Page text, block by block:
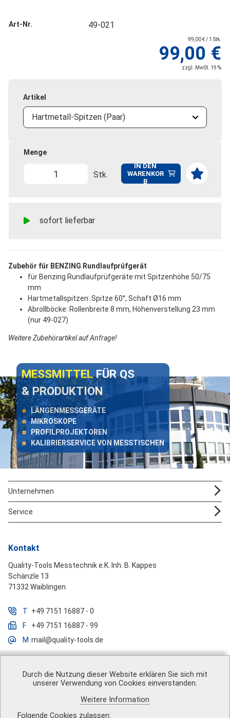
Durch die Nutzung dieser Website erklären Sie sich mit
unserer Verwendung von Cookies einverstanden.
Weitere Information
Folgende Cookies zulassen
Art-Nr. 49-021
99,00 € / 1 Stk.
99,00 €
zzgl. MwSt. 19 %
Artikel
Hartmetall-Spitzen (Paar)
Menge
Stk.
IN DEN
WARENKOR
B
sofort lieferbar
Zubehör für BENZING Rundlaufprüfgerät
für Benzing Rundlaufprüfgeräte mit Spitzenhöhe 50/75
mm
Hartmetallspitzen: Spitze 60°, Schaft Ø16 mm
Abrollböcke: Rollenbreite 8 mm, Höhenverstellung 23 mm
(nur 49-027)
Weitere Zubehörartikel auf Anfrage!
MESSMITTELFÜR QS
& PRODUKTION
LÄNGENMESSGERÄTE
MIKROSKOPE
PROFILPROJEKTOREN
KALIBRIERSERVICE VON MESSTISCHEN
Kontakt
Quality-Tools Messtechnik e.K. Inh. B. Kappes
Schänzle 13
71332 Waiblingen
T +49 7151 16887 - 0
F
+49 7151 16887 - 99
M mail@quality-tools.de
Unternehmen
Service
| Versandkosten